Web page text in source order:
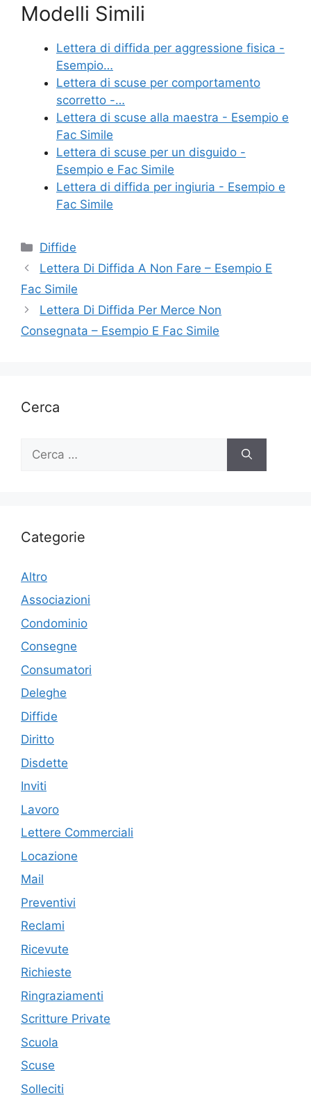
c
e
b
o
o
k
itt
er
er
e
st
ai
l
di
di
Modelli Simili
Lettera di diffida per aggressione fisica -
Esempio…
Lettera di scuse per comportamento
scorretto -…
Lettera di scuse alla maestra - Esempio e
Fac Simile
Lettera di scuse per un disguido -
Esempio e Fac Simile
Lettera di diffida per ingiuria - Esempio e
Fac Simile
Categorie
Diffide
Lettera Di Diffida A Non Fare – Esempio E
Fac Simile
Lettera Di Diffida Per Merce Non
Consegnata – Esempio E Fac Simile
Cerca
per:
Categorie
Altro
Associazioni
Condominio
Consegne
Consumatori
Deleghe
Diffide
Diritto
Disdette
Inviti
Lavoro
Lettere Commerciali
Locazione
Mail
Preventivi
Reclami
Ricevute
Richieste
Ringraziamenti
Scritture Private
Scuola
Scuse
Solleciti